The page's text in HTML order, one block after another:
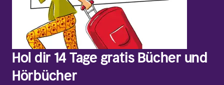
Hol dir 14 Tage gratis Bücher und
Hörbücher